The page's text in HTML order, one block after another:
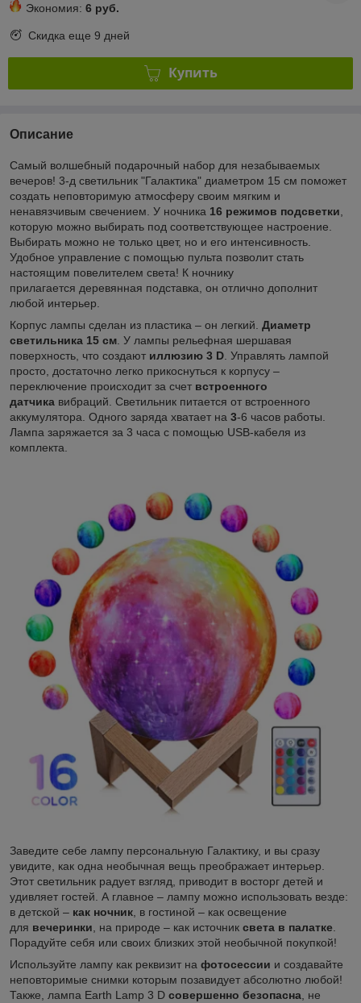
Экономия: 6 руб.
Скидка еще 9 дней
Купить
Описание
Самый волшебный подарочный набор для незабываемых
вечеров! 3-д светильник "Галактика" диаметром 15 см поможет
создать неповторимую атмосферу своим мягким и
ненавязчивым свечением. У ночника 16 режимов подсветки
которую можно выбирать под соответствующее настроение.
Выбирать можно не только цвет, но и его интенсивность.
Удобное управление с помощью пульта позволит стать
настоящим повелителем света! К ночнику
прилагается деревянная подставка, он отлично дополнит
любой интерьер.
Корпус лампы сделан из пластика – он легкий. Диаметр
светильника 15 см . У лампы рельефная шершавая
поверхность, что создают иллюзию 3 D . Управлять лампой
просто, достаточно легко прикоснуться к корпусу –
переключение происходит за счет встроенного
датчика вибраций. Светильник питается от встроенного
аккумулятора. Одного заряда хватает на 3-6 часов работы.
Лампа заряжается за 3 часа с помощью USB-кабеля из
комплекта.
Заведите себе лампу персональную Галактику, и вы сразу
увидите, как одна необычная вещь преображает интерьер.
Этот светильник радует взгляд, приводит в восторг детей и
удивляет гостей. А главное – лампу можно использовать везде:
в детской – как ночник, в гостиной – как освещение
для вечеринки, на природе – как источник света в палатке.
Порадуйте себя или своих близких этой необычной покупкой!
Используйте лампу как реквизит на фотосессии и создавайте
неповторимые снимки которым позавидует абсолютно любой!
Также, лампа Earth Lamp 3 D совершенно безопасна, не